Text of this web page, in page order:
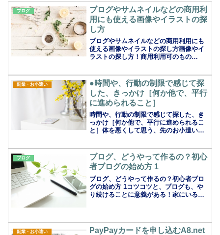
ブログ
ブログやサムネイルなどの商用利
用にも使える画像やイラストの探
し方
ブログやサムネイルなどの商用利用にも
使える画像やイラストの探し方画像やイ
ラストの探し方！商用利用可のもの
でもお考えなら、画像などの素材は、は
じめから、商用利用可能なもの...
副業・お小遣い
●時間や、行動の制限で感じて探
した、きっかけ［何か他で、平行
に進められること］
時間や、行動の制限で感じて探した、き
っかけ［何か他で、平行に進められるこ
と］体を悪くして思う、先のお小遣い稼
通はもっと年齢がいってから変形性関節
炎や、病が出たりで考え出...
ブログ
ブログ、どうやって作るの？初心
者ブログの始め方 1
ブログ、どうやって作るの？初心者ブロ
グの始め方 1コツコツと、ブログも、や
り続けることに意義がある！家にいる時
いと、3年はサーバーを...
副業・お小遣い
PayPayカードを申し込むA8.net